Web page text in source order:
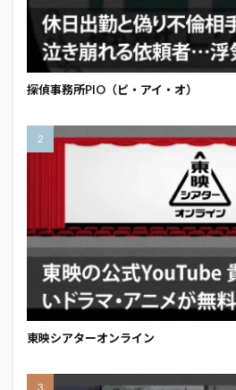
探偵事務所PIO（ピ・アイ・オ）
東映シアターオンライン